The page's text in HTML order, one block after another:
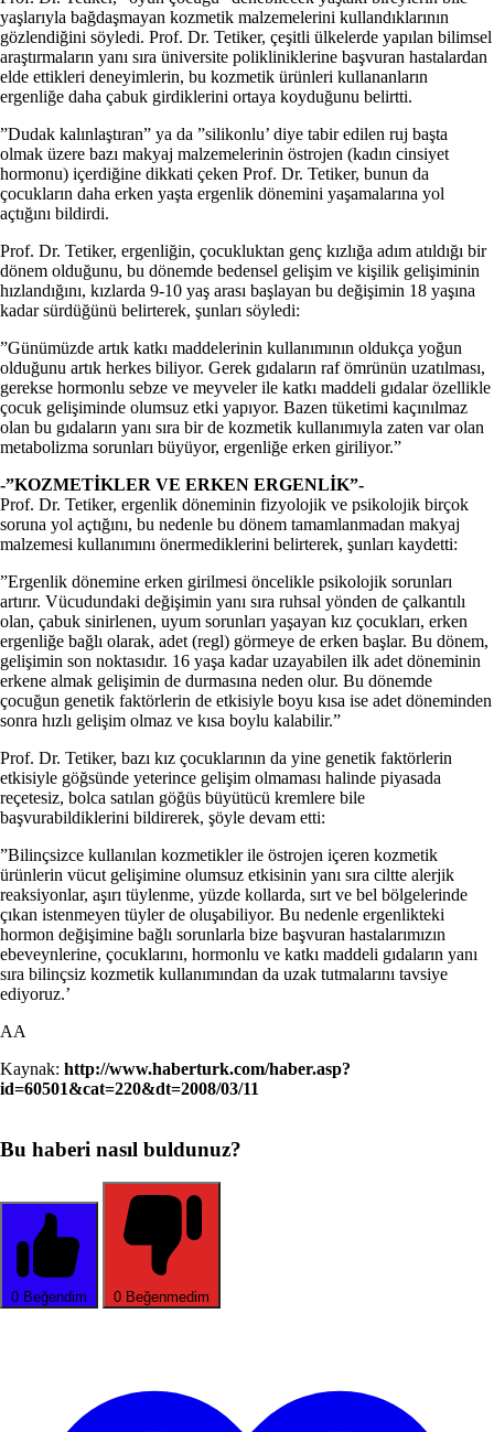
yaşlarıyla bağdaşmayan kozmetik malzemelerini kullandıklarının
gözlendiğini söyledi. Prof. Dr. Tetiker, çeşitli ülkelerde yapılan bilimsel
araştırmaların yanı sıra üniversite polikliniklerine başvuran hastalardan
elde ettikleri deneyimlerin, bu kozmetik ürünleri kullananların
ergenliğe daha çabuk girdiklerini ortaya koyduğunu belirtti.
”Dudak kalınlaştıran” ya da ”silikonlu’ diye tabir edilen ruj başta
olmak üzere bazı makyaj malzemelerinin östrojen (kadın cinsiyet
hormonu) içerdiğine dikkati çeken Prof. Dr. Tetiker, bunun da
çocukların daha erken yaşta ergenlik dönemini yaşamalarına yol
açtığını bildirdi.
Prof. Dr. Tetiker, ergenliğin, çocukluktan genç kızlığa adım atıldığı bir
dönem olduğunu, bu dönemde bedensel gelişim ve kişilik gelişiminin
hızlandığını, kızlarda 9-10 yaş arası başlayan bu değişimin 18 yaşına
kadar sürdüğünü belirterek, şunları söyledi:
”Günümüzde artık katkı maddelerinin kullanımının oldukça yoğun
olduğunu artık herkes biliyor. Gerek gıdaların raf ömrünün uzatılması,
gerekse hormonlu sebze ve meyveler ile katkı maddeli gıdalar özellikle
çocuk gelişiminde olumsuz etki yapıyor. Bazen tüketimi kaçınılmaz
olan bu gıdaların yanı sıra bir de kozmetik kullanımıyla zaten var olan
metabolizma sorunları büyüyor, ergenliğe erken giriliyor.”
-”KOZMETİKLER VE ERKEN ERGENLİK”-
Prof. Dr. Tetiker, ergenlik döneminin fizyolojik ve psikolojik birçok
soruna yol açtığını, bu nedenle bu dönem tamamlanmadan makyaj
malzemesi kullanımını önermediklerini belirterek, şunları kaydetti:
”Ergenlik dönemine erken girilmesi öncelikle psikolojik sorunları
artırır. Vücudundaki değişimin yanı sıra ruhsal yönden de çalkantılı
olan, çabuk sinirlenen, uyum sorunları yaşayan kız çocukları, erken
ergenliğe bağlı olarak, adet (regl) görmeye de erken başlar. Bu dönem,
gelişimin son noktasıdır. 16 yaşa kadar uzayabilen ilk adet döneminin
erkene almak gelişimin de durmasına neden olur. Bu dönemde
çocuğun genetik faktörlerin de etkisiyle boyu kısa ise adet döneminden
sonra hızlı gelişim olmaz ve kısa boylu kalabilir.”
Prof. Dr. Tetiker, bazı kız çocuklarının da yine genetik faktörlerin
etkisiyle göğsünde yeterince gelişim olmaması halinde piyasada
reçetesiz, bolca satılan göğüs büyütücü kremlere bile
başvurabildiklerini bildirerek, şöyle devam etti:
”Bilinçsizce kullanılan kozmetikler ile östrojen içeren kozmetik
ürünlerin vücut gelişimine olumsuz etkisinin yanı sıra ciltte alerjik
reaksiyonlar, aşırı tüylenme, yüzde kollarda, sırt ve bel bölgelerinde
çıkan istenmeyen tüyler de oluşabiliyor. Bu nedenle ergenlikteki
hormon değişimine bağlı sorunlarla bize başvuran hastalarımızın
ebeveynlerine, çocuklarını, hormonlu ve katkı maddeli gıdaların yanı
sıra bilinçsiz kozmetik kullanımından da uzak tutmalarını tavsiye
ediyoruz.’
AA
Kaynak: http://www.haberturk.com/haber.asp?
id=60501&cat=220&dt=2008/03/11
Bu haberi nasıl buldunuz?
0 Beğendim 0 Beğenmedim